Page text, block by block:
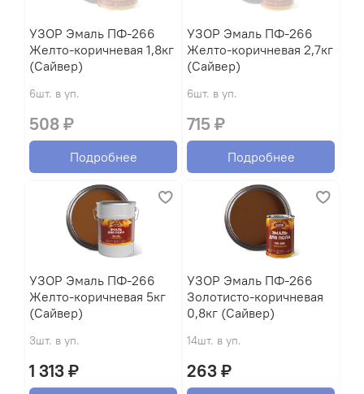
УЗОР Эмаль ПФ-266
Желто-коричневая 1,8кг
(Сайвер)
6шт. в уп.
508 ₽
Подробнее
УЗОР Эмаль ПФ-266
Желто-коричневая 2,7кг
(Сайвер)
6шт. в уп.
715 ₽
Подробнее
УЗОР Эмаль ПФ-266
Желто-коричневая 5кг
(Сайвер)
3шт. в уп.
1 313 ₽
УЗОР Эмаль ПФ-266
Золотисто-коричневая
0,8кг (Сайвер)
14шт. в уп.
263 ₽